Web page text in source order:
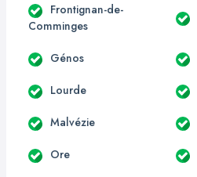
Frontignan-de-
Comminges
Génos
Lourde
Malvézie
Ore